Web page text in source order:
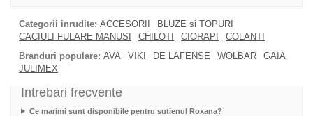
Categorii inrudite: ACCESORII
BLUZE si TOPURI
CACIULI FULARE MANUSI
CHILOTI CIORAPI
COLANTI
Branduri populare: AVA VIKI DE LAFENSE WOLBAR
GAIA
JULIMEX
Intrebari frecvente
Ce marimi sunt disponibile pentru sutienul Roxana?